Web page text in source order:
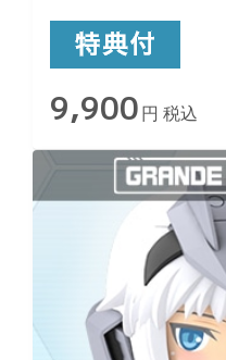
9,900 円 税込